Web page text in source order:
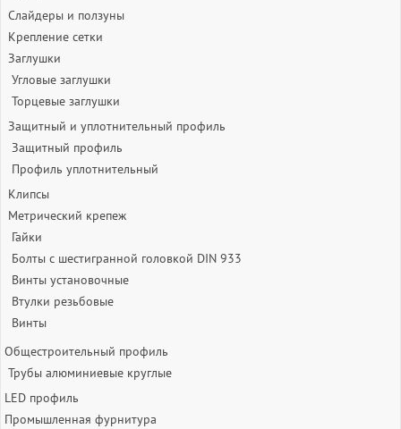
Слайдеры и ползуны
Крепление сетки
Заглушки
Угловые заглушки
Торцевые заглушки
Защитный и уплотнительный профиль
Защитный профиль
Профиль уплотнительный
Клипсы
Метрический крепеж
Гайки
Болты с шестигранной головкой DIN 933
Винты установочные
Втулки резьбовые
Винты
Общестроительный профиль
Трубы алюминиевые круглые
LED профиль
Промышленная фурнитура